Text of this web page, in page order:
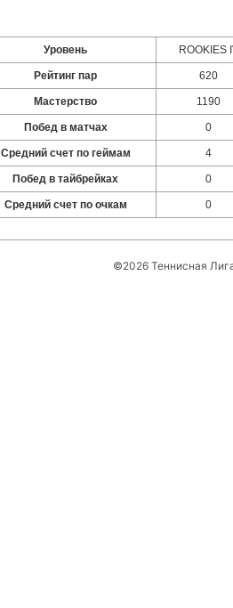
Уровень ROOKIES
Рейтинг пар 620
Мастерство 1190
Побед в матчах 0
Средний счет по геймам 4
Побед в тайбрейках 0
Средний счет по очкам 0
©2026 Теннисная